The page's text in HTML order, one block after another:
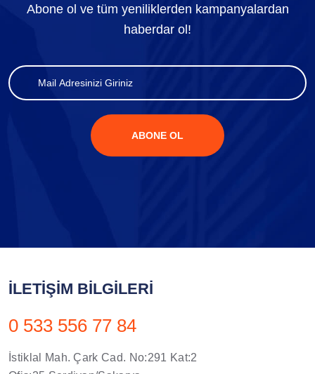
Abone ol ve tüm yeniliklerden kampanyalardan
haberdar ol!
ABONE OL
İLETIŞIM BILGILERI
0 533 556 77 84
İstiklal Mah. Çark Cad. No:291 Kat:2